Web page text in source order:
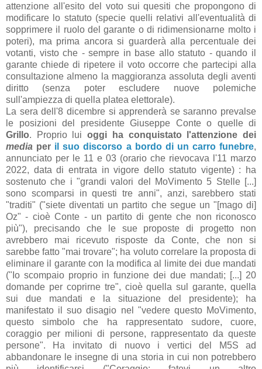
attenzione all'esito del voto sui quesiti che propongono di
modificare lo statuto (specie quelli relativi all'eventualità di
sopprimere il ruolo del garante o di ridimensionarne molto i
poteri), ma prima ancora si guarderà alla percentuale dei
votanti, visto che - sempre in base allo statuto - quando il
garante chiede di ripetere il voto occorre che partecipi alla
consultazione almeno la maggioranza assoluta degli aventi
diritto (senza poter escludere nuove polemiche
sull'ampiezza di quella platea elettorale).
La sera dell'8 dicembre si apprenderà se saranno prevalse
le posizioni del presidente Giuseppe Conte o quelle di
Grillo. Proprio luioggi ha conquistato l'attenzione dei
media per il suo discorso a bordo di un carro funebre,
annunciato per le 11 e 03 (orario che rievocava l'11 marzo
2022, data di entrata in vigore dello statuto vigente) : ha
sostenuto che i "grandi valori del MoVimento 5 Stelle [...]
sono scomparsi in questi tre anni", anzi, sarebbero stati
"traditi" ("siete diventati un partito che segue un "[mago di]
Oz" - cioè Conte - un partito di gente che non riconosco
più"), precisando che le sue proposte di progetto non
avrebbero mai ricevuto risposte da Conte, che non si
sarebbe fatto "mai trovare"; ha voluto correlare la proposta di
eliminare il garante con la modifica al limite dei due mandati
("Io scompaio proprio in funzione dei due mandati; [...] 20
domande per coprirne tre", cioè quella sul garante, quella
sui due mandati e la situazione del presidente); ha
manifestato il suo disagio nel "vedere questo MoVimento,
questo simbolo che ha rappresentato sudore, cuore,
coraggio per milioni di persone, rappresentato da queste
persone". Ha invitato di nuovo i vertici del M5S ad
abbandonare le insegne di una storia in cui non potrebbero